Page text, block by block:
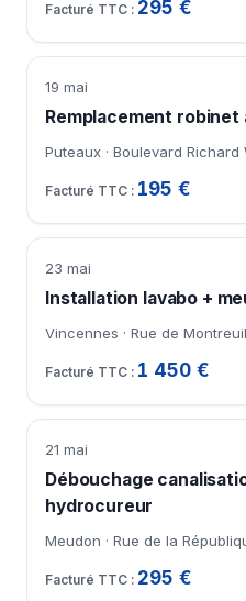
295 €
19 mai
Remplacement
Puteaux · Boulevard Richard
195 €
23 mai
Installation lavabo +
Vincennes · Rue de Montreuil
1 450 €
21 mai
Débouchage
hydrocureur
Meudon · Rue de la
295 €